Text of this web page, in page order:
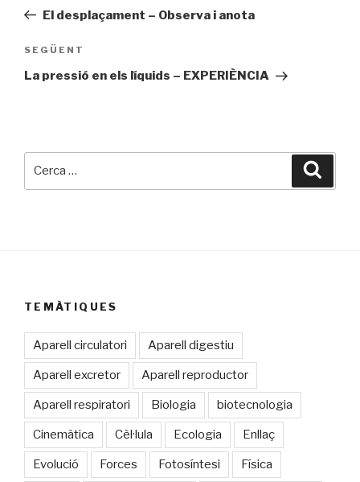
prèviaEl desplaçament – Observa i anota
Entrada
següent
SEGÜENT
La pressió en els líquids – EXPERIÈNCIA
TEMÀTIQUES
Aparell circulatori Aparell digestiu
Aparell excretor Aparell reproductor
Aparell respiratori Biologia biotecnologia
Cinemàtica Cèl·lula Ecologia Enllaç
Evolució Forces Fotosíntesi Física